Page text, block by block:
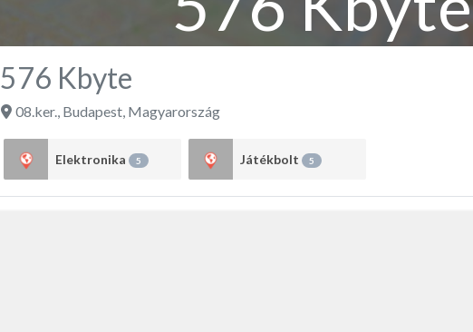
576 Kbyte
08.ker., Budapest, Magyarország
Elektronika 5 Játékbolt 5